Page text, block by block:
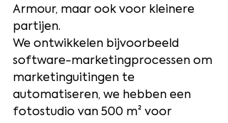
Armour, maar ook voor kleinere
partijen.
We ontwikkelen bijvoorbeeld
software-marketingprocessen om
marketinguitingen te
automatiseren, we hebben een
fotostudio van 500 m² voor